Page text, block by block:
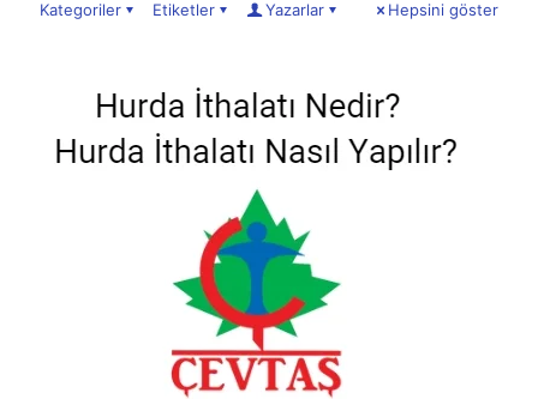
Kategoriler Etiketler Yazarlar Hepsini göster